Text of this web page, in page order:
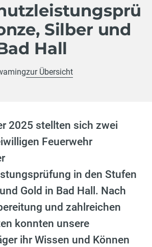
Silber und
Hall
zur Übersicht
2025 stellten sich zwei
Feuerwehr
in den Stufen
Gold in Bad Hall. Nach
und zahlreichen
konnten unsere
ihr Wissen und Können